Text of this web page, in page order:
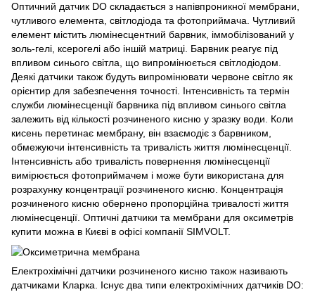
Оптичний датчик DO складається з напівпроникної мембрани,
чутливого елемента, світлодіода та фотоприймача. Чутливий
елемент містить люмінесцентний барвник, іммобілізований у
золь-гелі, ксерогелі або іншій матриці. Барвник реагує під
впливом синього світла, що випромінюється світлодіодом.
Деякі датчики також будуть випромінювати червоне світло як
орієнтир для забезпечення точності. Інтенсивність та термін
служби люмінесценції барвника під впливом синього світла
залежить від кількості розчиненого кисню у зразку води. Коли
кисень перетинає мембрану, він взаємодіє з барвником,
обмежуючи інтенсивність та тривалість життя люмінесценції.
Інтенсивність або тривалість повернення люмінесценції
вимірюється фотоприймачем і може бути використана для
розрахунку концентрації розчиненого кисню. Концентрація
розчиненого кисню обернено пропорційна тривалості життя
люмінесценції. Оптичні датчики та мембрани для оксиметрів
купити можна в Києві в офісі компанії SIMVOLT.
Електрохімічні датчики розчиненого кисню також називають
датчиками Кларка. Існує два типи електрохімічних датчиків DO: